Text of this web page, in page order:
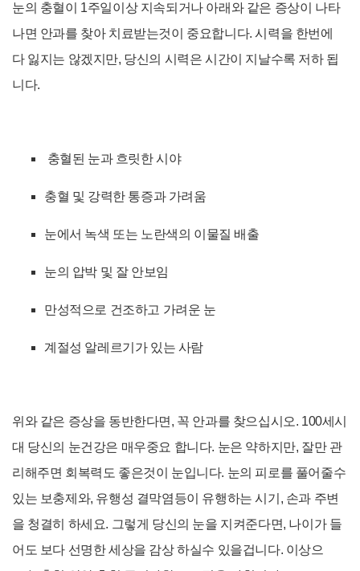
눈의 충혈이 1주일이상 지속되거나 아래와 같은 증상이 나타
나면 안과를 찾아 치료받는것이 중요합니다. 시력을 한번에
다 잃지는 않겠지만, 당신의 시력은 시간이 지날수록 저하 됩
니다.
충혈된 눈과 흐릿한 시야
충혈 및 강력한통증과 가려움
눈에서 녹색 또는 노란색의 이물질 배출
눈의 압박 및 잘 안보임
만성적으로 건조하고 가려운 눈
계절성 알레르기가 있는 사람
위와 같은 증상을 동반한다면, 꼭 안과를 찾으십시오. 100세시
대 당신의 눈건강은 매우중요 합니다. 눈은 약하지만, 잘만 관
리해주면 회복력도 좋은것이 눈입니다. 눈의 피로를 풀어줄수
있는 보충제와, 유행성 결막염등이 유행하는 시기, 손과 주변
을 청결히 하세요. 그렇게 당신의 눈을 지켜준다면, 나이가 들
어도 보다 선명한 세상을 감상 하실수 있을겁니다. 이상으